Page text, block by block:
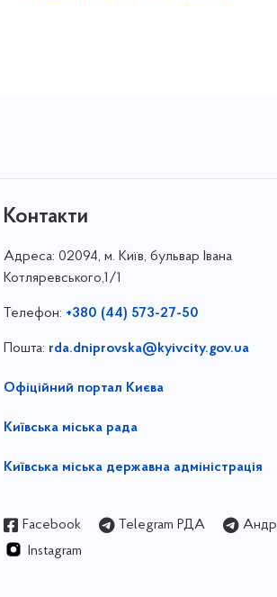
Контакти
Адреса: 02094, м. Київ, бульвар Івана
Котляревського,1/1
Телефон: +380 (44) 573-27-50
Пошта: rda.dniprovska@kyivcity.gov.ua
Офіційний портал Києва
Київська міська рада
Київська міська державна адміністрація
Facebook Telegram РДА
Instagram